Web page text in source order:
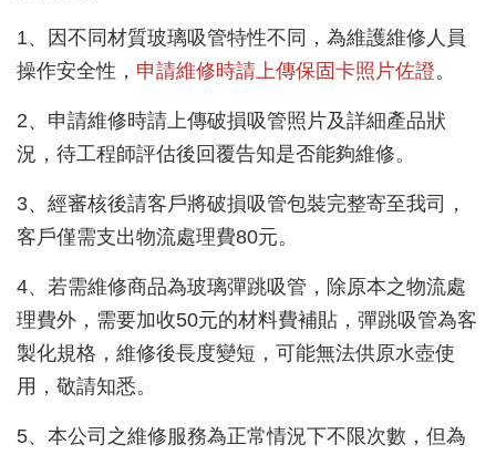
1、因不同材質玻璃吸管特性不同，為維護維修人員
操作安全性， 申請維修時請上傳保固卡照片佐證。
2、申請維修時請上傳破損吸管照片及詳細產品狀
況，待工程師評估後回覆告知是否能夠維修。
3、經審核後請客戶將破損吸管包裝完整寄至我司，
客戶僅需支出物流處理費80元。
4、若需維修商品為玻璃彈跳吸管，除原本之物流處
理費外，需要加收50元的材料費補貼，彈跳吸管為客
製化規格，維修後長度變短，可能無法供原水壺使
用，敬請知悉。
5、本公司之維修服務為正常情況下不限次數，但為